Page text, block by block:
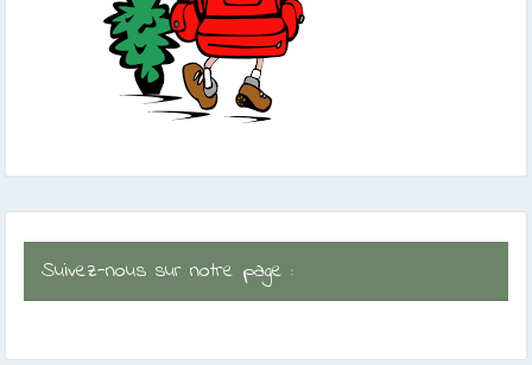
Suivez-nous sur notre page :